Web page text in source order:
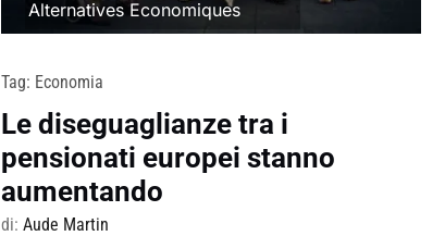
Alternatives Economiques
Tag: Economia
Le diseguaglianze tra i
pensionati europei stanno
aumentando
di: Aude Martin